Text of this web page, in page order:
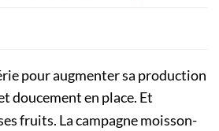
pour augmenter sa production
doucement en place. Et
fruits. La campagne moisson-